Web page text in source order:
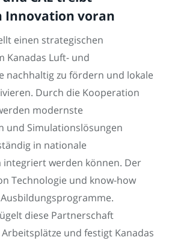
Innovation voran
einen strategischen
Kanadas Luft- und
nachhaltig zu fördern und lokale
Durch die Kooperation
modernste
und Simulationslösungen
in nationale
werden können. Der
Technologie und know-how
diese Partnerschaft
und festigt Kanadas